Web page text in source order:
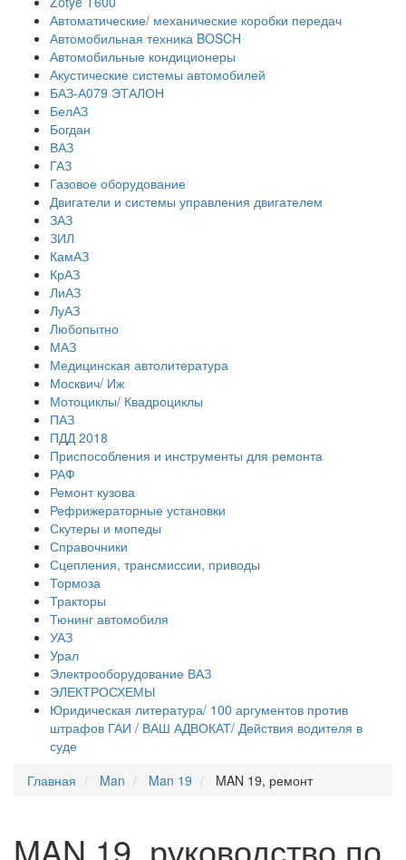
Автоматические/ механические коробки передач
Автомобильная техника BOSCH
Автомобильные кондиционеры
Акустические системы автомобилей
БАЗ-А079 ЭТАЛОН
БелАЗ
Богдан
ВАЗ
ГАЗ
Газовое оборудование
Двигатели и системы управления двигателем
ЗАЗ
ЗИЛ
КамАЗ
КрАЗ
ЛиАЗ
ЛуАЗ
Любопытно
МАЗ
Медицинская автолитература
Москвич/ Иж
Мотоциклы/ Квадроциклы
ПАЗ
ПДД 2018
Приспособления и инструменты для ремонта
РАФ
Ремонт кузова
Рефрижераторные установки
Скутеры и мопеды
Справочники
Сцепления, трансмиссии, приводы
Тормоза
Тракторы
Тюнинг автомобиля
УАЗ
Урал
Электрооборудование ВАЗ
ЭЛЕКТРОСХЕМЫ
Юридическая литература/ 100 аргументов против
штрафов ГАИ / ВАШ АДВОКАТ/ Действия водителя в
суде
Главная
Man Man 19 MAN 19, ремонт
MAN 19, руководство по